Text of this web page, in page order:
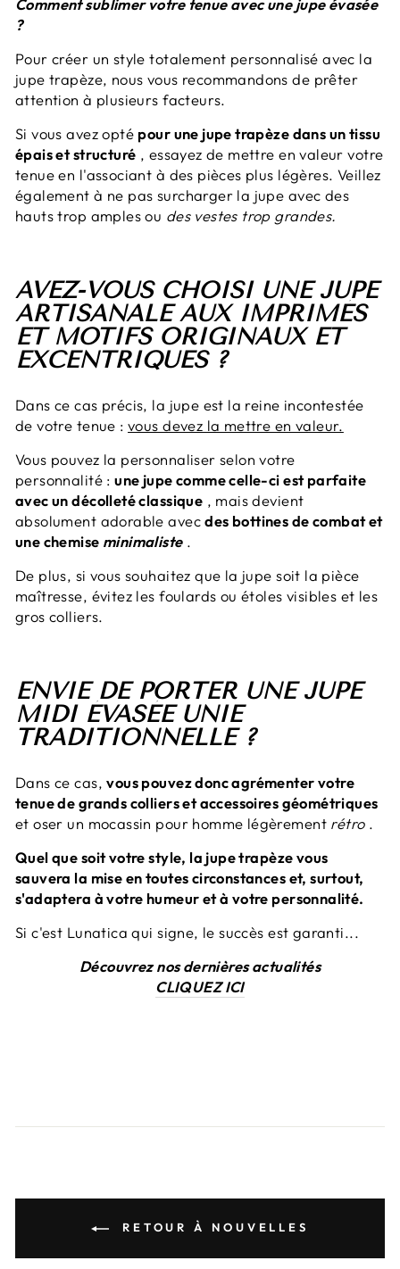
Comment sublimer votre tenue avec une jupe évasée
?
Pour créer un style totalement personnalisé avec la
jupe trapèze, nous vous recommandons de prêter
attention à plusieurs facteurs.
Si vous avez opté pour une jupe trapèze dans un tissu
épais et structuré , essayez de mettre en valeur votre
tenue en l'associant à des pièces plus légères. Veillez
également à ne pas surcharger la jupe avec des
hauts trop amples ou des vestes trop grandes.
AVEZ-VOUS CHOISI UNE JUPE
ARTISANALE AUX IMPRIMÉS
ET MOTIFS ORIGINAUX ET
EXCENTRIQUES ?
Dans ce cas précis, la jupe est la reine incontestée
de votre tenue :vous devez la mettre en valeur.
Vous pouvez la personnaliser selon votre
personnalité :une jupe comme celle-ci est parfaite
avec un décolleté classique , mais devient
absolument adorable avecdes bottines de combat et
une chemise minimaliste.
De plus, si vous souhaitez que la jupe soit la pièce
maîtresse, évitez les foulards ou étoles visibles et les
gros colliers.
ENVIE DE PORTER UNE JUPE
MIDI ÉVASÉE UNIE
TRADITIONNELLE ?
Dans ce cas,vous pouvez donc agrémenter votre
tenue de grands colliers et accessoires géométriques
et oser un mocassin pour homme légèrement rétro.
Quel que soit votre style, la jupe trapèze vous
sauvera la mise en toutes circonstances et, surtout,
s'adaptera à votre humeur et à votre personnalité.
Si c'est Lunatica qui signe, le succès est garanti...
Découvrez nos dernières actualités
CLIQUEZ ICI
RETOUR À NOUVELLES